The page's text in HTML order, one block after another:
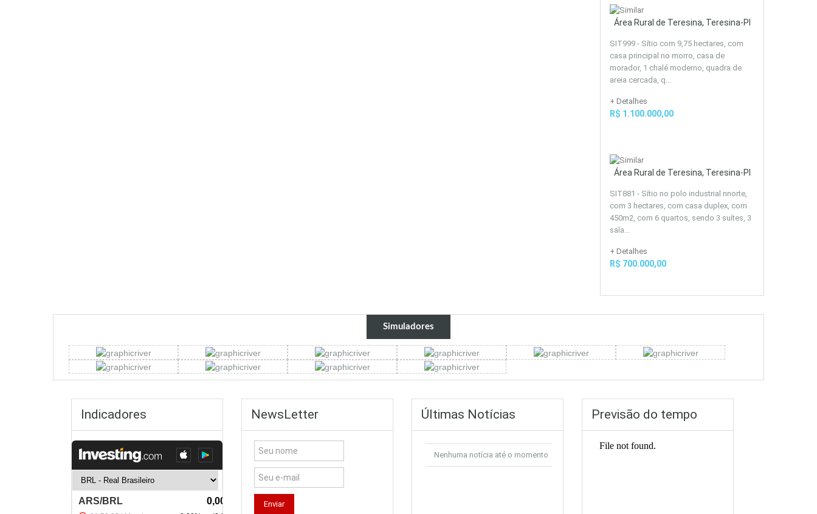
Área Rural de Teresina, Teresina-PI
SIT999 - Sítio com 9,75 hectares, com
casa principal no morro, casa de
morador, 1 chalé moderno, quadra de
areia cercada, q...
+ Detalhes
R$ 1.100.000,00
Área Rural de Teresina, Teresina-PI
SIT881 - Sítio no polo industrial nnorte,
com 3 hectares, com casa duplex, com
450m2, com 6 quartos, sendo 3 suítes, 3
sala...
+ Detalhes
R$ 700.000,00
Simuladores
Indicadores NewsLetter Últimas Notícias
Nenhuma notícia até o momento
Previsão do tempo